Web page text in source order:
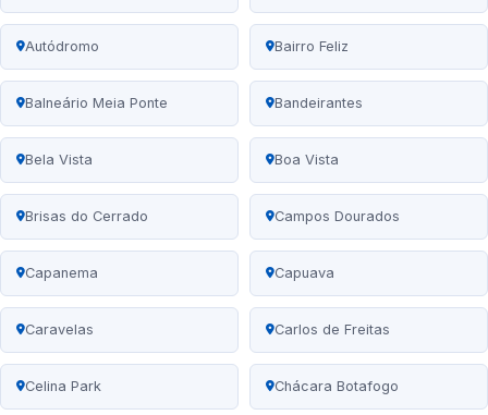
Autódromo Bairro Feliz
Balneário Meia Ponte Bandeirantes
Bela Vista Boa Vista
Brisas do Cerrado Campos Dourados
Capanema Capuava
Caravelas Carlos de Freitas
Celina Park Chácara Botafogo